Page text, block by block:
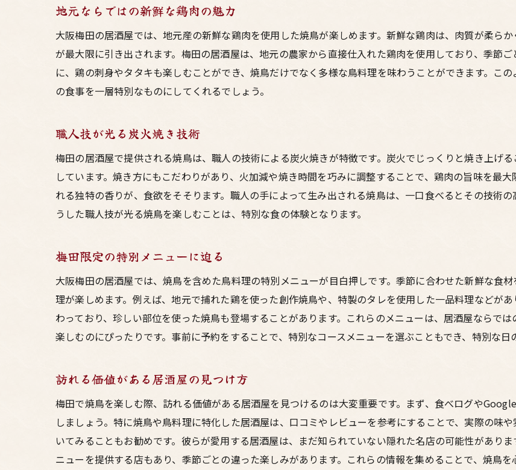
ジューシーさを引き出す串打ちの技
香ばしさとジューシーさを保つ秘訣
ベテラン職人に学ぶ焼きの極意
地元の野菜を使ったヘルシーメニュー
個性的なソースとの組み合わせ
新感覚の鳥料理が持つ可能性
食材選びに込められたこだわり
焼鳥に合う日本酒の選び方
地元産のクラフトビールの魅力
梅田ならではのカクテル文化
大阪梅田での友人との集いに最適な居酒屋の選
大人数でも楽しめる居酒屋の特徴
プライベート空間を提供する店選び
地元ならではの新鮮な鶏肉の魅力
大阪梅田の居酒屋では、地元産の新鮮な鶏肉を使用した焼鳥が楽しめます。新鮮な鶏肉は、肉質が柔ら
が最大限に引き出されます。梅田の居酒屋は、地元の農家から直接仕入れた鶏肉を使用しており、季節
に、鶏の刺身やタタキも楽しむことができ、焼鳥だけでなく多様な鳥料理を味わうことができます。こ
の食事を一層特別なものにしてくれるでしょう。
職人技が光る炭火焼き技術
梅田の居酒屋で提供される焼鳥は、職人の技術による炭火焼きが特徴です。炭火でじっくりと焼き上げ
しています。焼き方にもこだわりがあり、火加減や焼き時間を巧みに調整することで、鶏肉の旨味を最
れる独特の香りが、食欲をそそります。職人の手によって生み出される焼鳥は、一口食べるとその技術
うした職人技が光る焼鳥を楽しむことは、特別な食の体験となります。
梅田限定の特別メニューに迫る
大阪梅田の居酒屋では、焼鳥を含めた鳥料理の特別メニューが目白押しです。季節に合わせた新鮮な食
理が楽しめます。例えば、地元で捕れた鶏を使った創作焼鳥や、特製のタレを使用した一品料理などが
わっており、珍しい部位を使った焼鳥も登場することがあります。これらのメニューは、居酒屋ならで
楽しむのにぴったりです。事前に予約をすることで、特別なコースメニューを選ぶこともでき、特別な日
訪れる価値がある居酒屋の見つけ方
梅田で焼鳥を楽しむ際、訪れる価値がある居酒屋を見つけるのは大変重要です。まず、食べログや
しましょう。特に焼鳥や鳥料理に特化した居酒屋は、口コミやレビューを参考にすることで、実際の味
いてみることもお勧めです。彼らが愛用する居酒屋は、まだ知られていない隠れた名店の可能性があり
ニューを提供する店もあり、季節ごとの違った楽しみがあります。これらの情報を集めることで、焼鳥